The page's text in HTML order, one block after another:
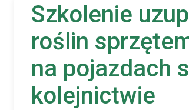
Szkolenie
roślin
na pojazdach
kolejnictwie